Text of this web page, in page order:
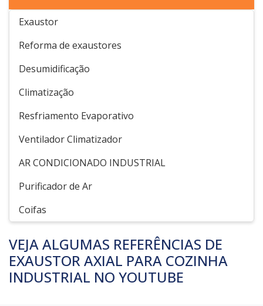
Exaustor
Reforma de exaustores
Desumidificação
Climatização
Resfriamento Evaporativo
Ventilador Climatizador
AR CONDICIONADO INDUSTRIAL
Purificador de Ar
Coifas
VEJA ALGUMAS REFERÊNCIAS DE
EXAUSTOR AXIAL PARA COZINHA
INDUSTRIAL NO YOUTUBE